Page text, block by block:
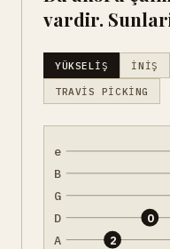
vardir.
YÜKSELIŞ İNIŞ
TRAVIS PICKING
e
B
G
D
A 2
0